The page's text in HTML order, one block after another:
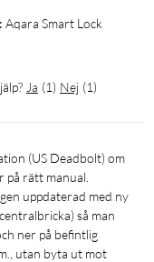
SSF 3522 klass
Aqara Smart Lock
Ja (1) Nej (1)
rätt manual.
uppdaterad med ny
så man
ner på befintlig
utan byta ut mot